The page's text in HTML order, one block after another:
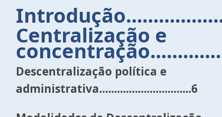
Centralização e
Descentralização política e
administrativa...............................6